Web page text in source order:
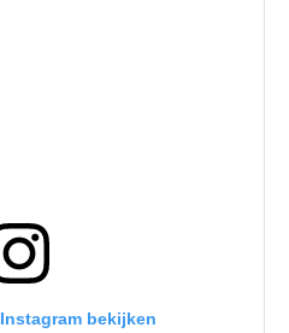
bekijken